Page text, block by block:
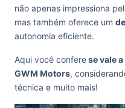
não apenas impressiona
mas também oferece um
autonomia eficiente.
Aqui você conferese vale
GWM Motors,
técnica e muito mais!